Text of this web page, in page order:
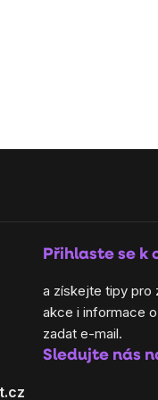
Přihlaste se k
a získejte tipy pro
akce i informace
zadat e-mail.
Sledujte nás